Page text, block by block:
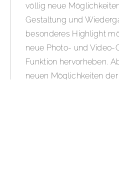
völlig neue
Gestaltung und
besonderes Highlight
neue Photo- und Video-
Funktion hervorheben.
neuen Möglichkeiten der